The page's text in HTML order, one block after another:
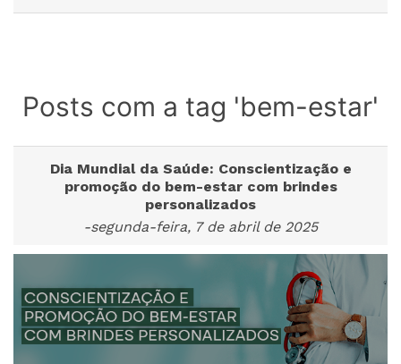
Posts com a tag 'bem-estar'
Dia Mundial da Saúde: Conscientização e
promoção do bem-estar com brindes
personalizados
-segunda-feira, 7 de abril de 2025